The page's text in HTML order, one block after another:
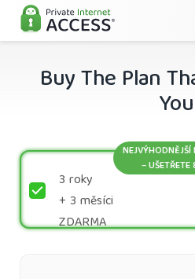
Buy The Plan
You
NEJVÝHODNĚJŠÍ
–
3 roky
+ 3 měsíci
ZDARMA